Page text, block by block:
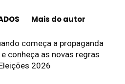
Mais do autor
começa a propaganda
conheça as novas regras
2026